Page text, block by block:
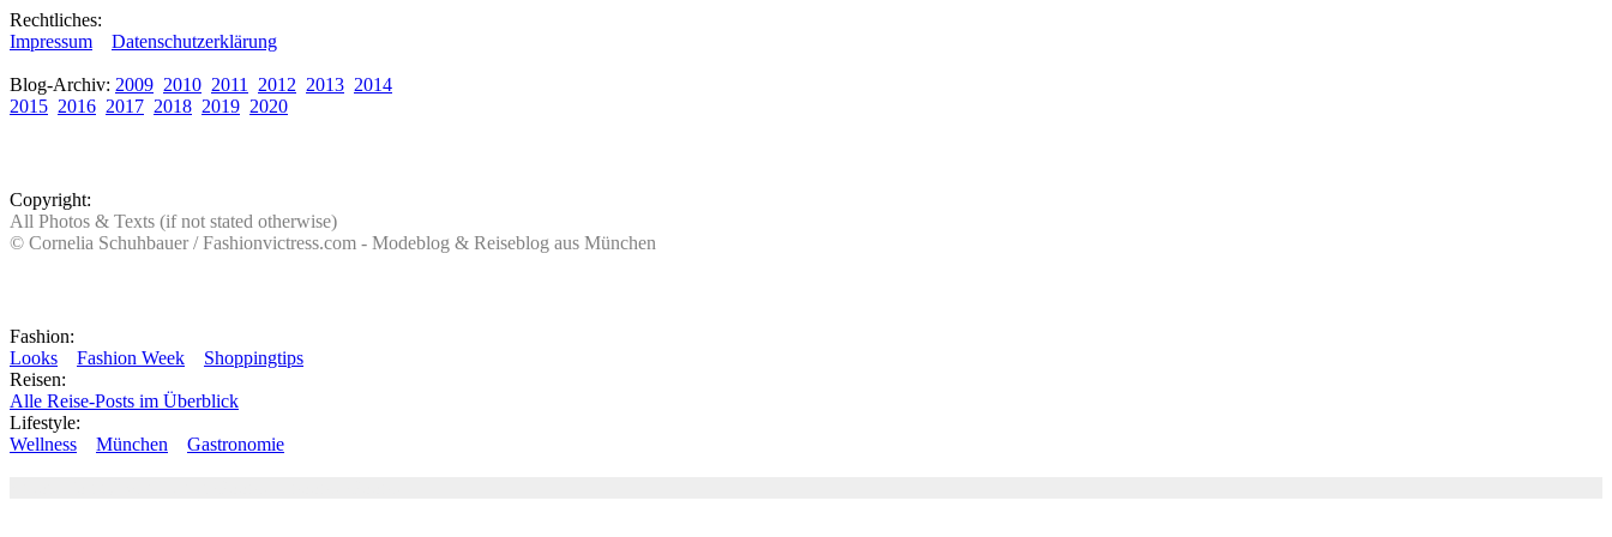
Rechtliches:
Impressum
Datenschutzerklärung
Blog-Archiv: 2009 2010 2011 2012 2013 2014
2015 2016 2017 2018 2019 2020
Copyright:
All Photos & Texts (if not stated otherwise)
© Cornelia Schuhbauer / Fashionvictress.com - Modeblog & Reiseblog aus München
Fashion:
Looks
Fashion Week
Shoppingtips
Reisen:
Alle Reise-Posts im Überblick
Lifestyle:
Wellness
München Gastronomie